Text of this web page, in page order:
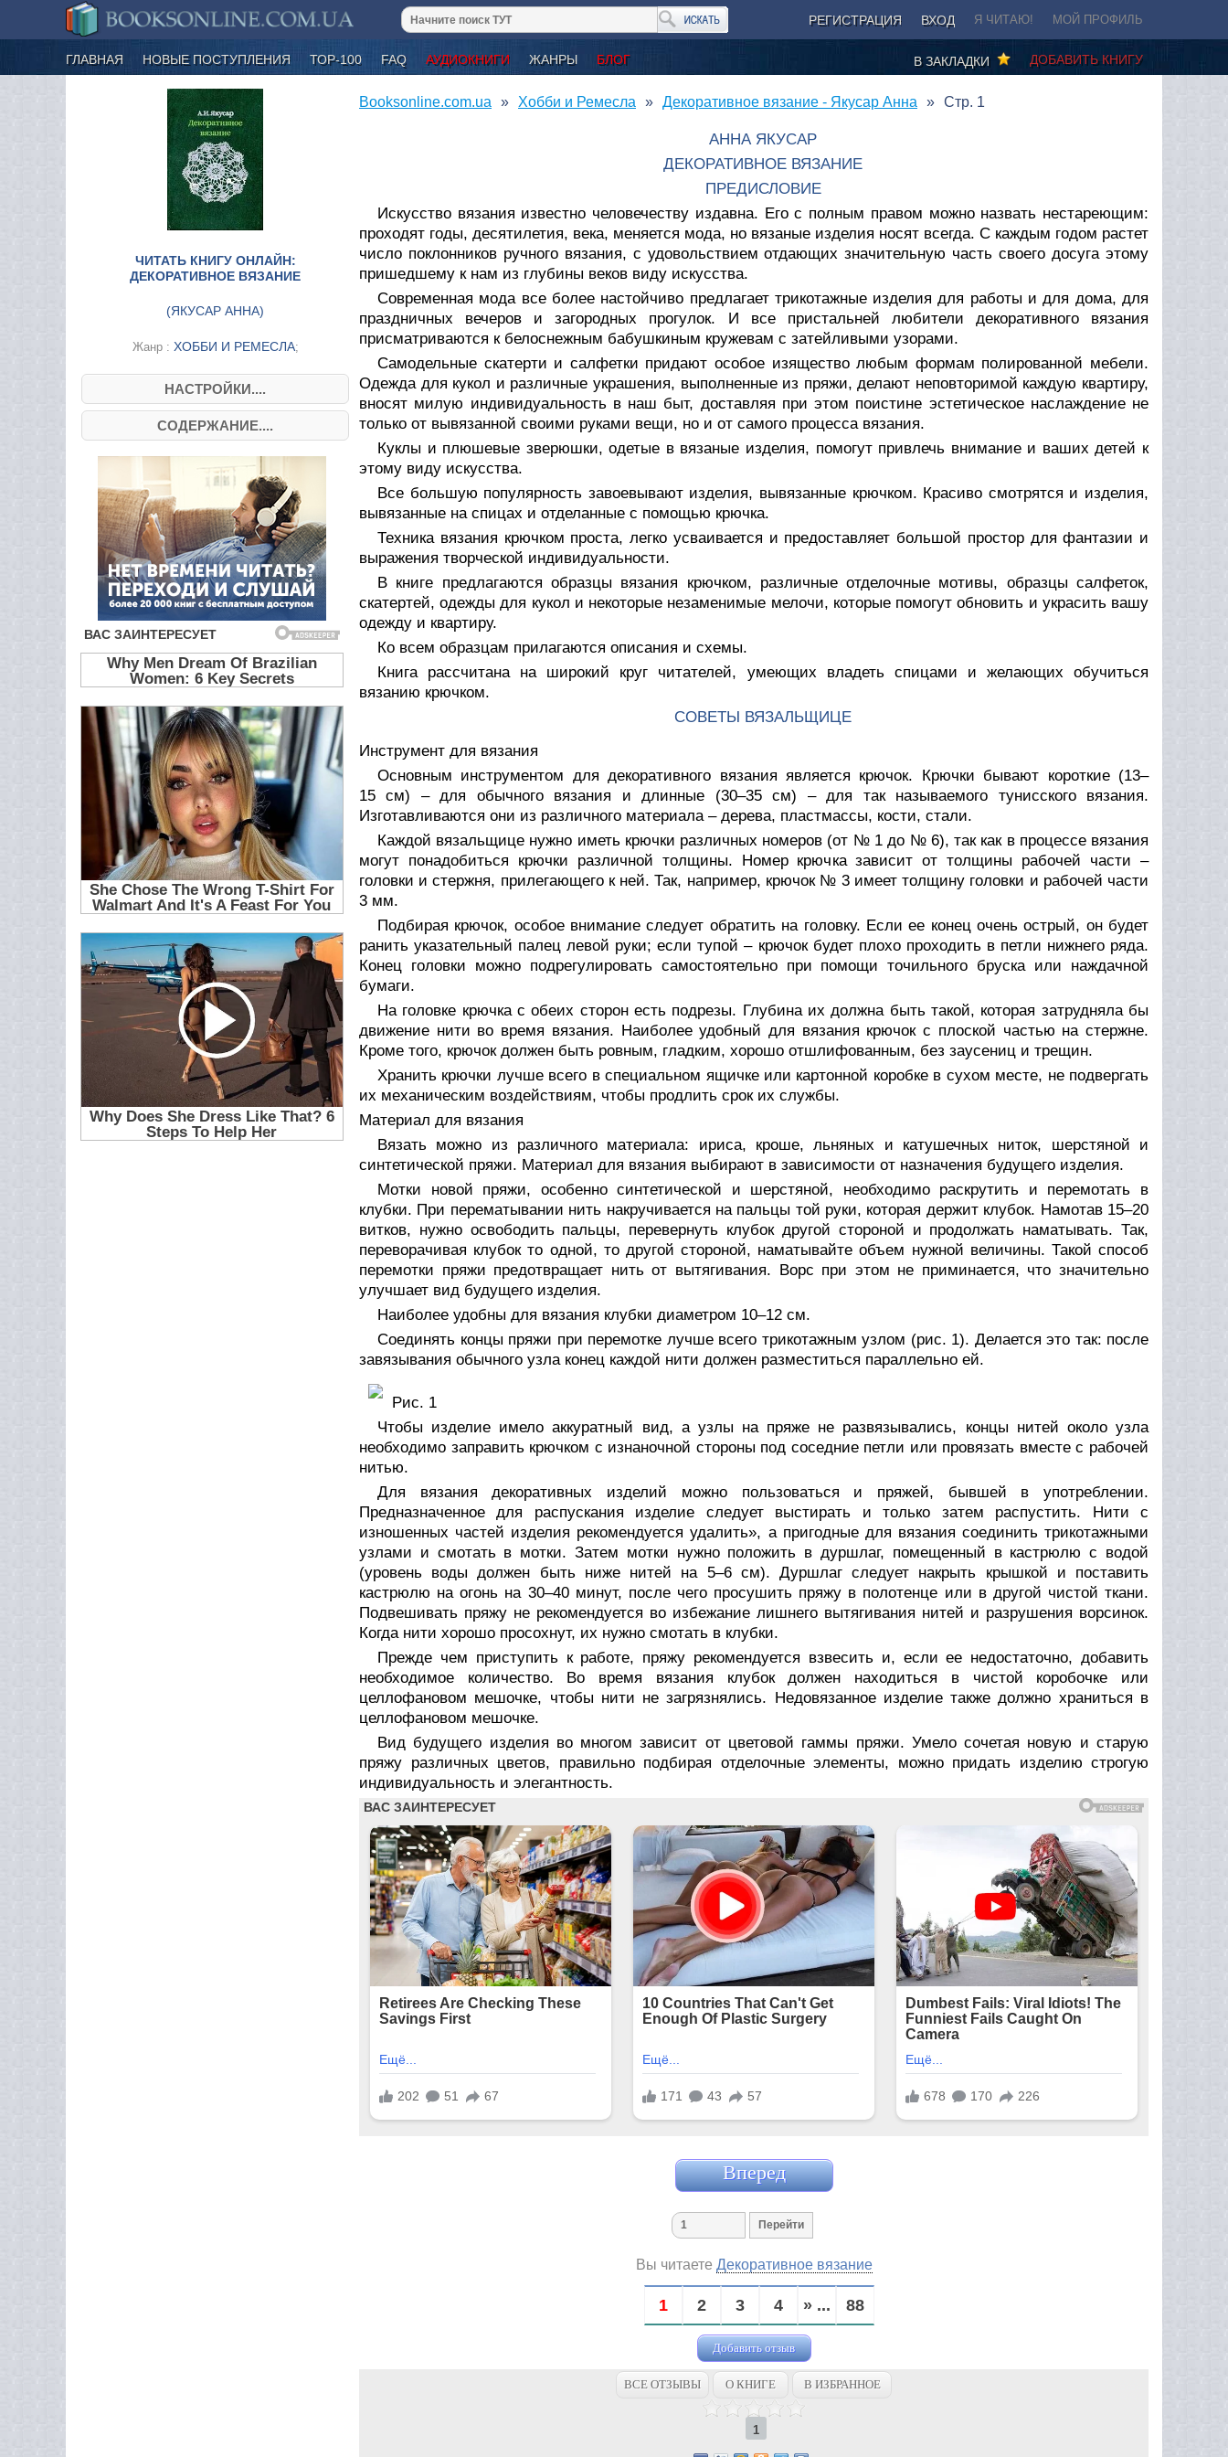
РЕГИСТРАЦИЯ ВХОД Я ЧИТАЮ! МОЙ ПРОФИЛЬ
ГЛАВНАЯ НОВЫЕ ПОСТУПЛЕНИЯ ТОР-100 FAQ АУДИОКНИГИ ЖАНРЫ БЛОГ ДОБАВИТЬ КНИГУ
В ЗАКЛАДКИ
ЧИТАТЬ КНИГУ ОНЛАЙН:
ДЕКОРАТИВНОЕ ВЯЗАНИЕ
(ЯКУСАР АННА)
Жанр : ХОББИ И РЕМЕСЛА;
НАСТРОЙКИ....
СОДЕРЖАНИЕ....
Booksonline.com.ua Хобби и Ремесла Декоративное вязание - Якусар Анна Стр. 1
АННА ЯКУСАР
ДЕКОРАТИВНОЕ ВЯЗАНИЕ
ПРЕДИСЛОВИЕ
Искусство вязания известно человечеству издавна. Его с полным правом можно назвать нестареющим:
проходят годы, десятилетия, века, меняется мода, но вязаные изделия носят всегда. С каждым годом растет
число поклонников ручного вязания, с удовольствием отдающих значительную часть своего досуга этому
пришедшему к нам из глубины веков виду искусства.
Современная мода все более настойчиво предлагает трикотажные изделия для работы и для дома, для
праздничных вечеров и загородных прогулок. И все пристальней любители декоративного вязания
присматриваются к белоснежным бабушкиным кружевам с затейливыми узорами.
Самодельные скатерти и салфетки придают особое изящество любым формам полированной мебели.
Одежда для кукол и различные украшения, выполненные из пряжи, делают неповторимой каждую квартиру,
вносят милую индивидуальность в наш быт, доставляя при этом поистине эстетическое наслаждение не
только от вывязанной своими руками вещи, но и от самого процесса вязания.
Куклы и плюшевые зверюшки, одетые в вязаные изделия, помогут привлечь внимание и ваших детей к
этому виду искусства.
Все большую популярность завоевывают изделия, вывязанные крючком. Красиво смотрятся и изделия,
вывязанные на спицах и отделанные с помощью крючка.
Техника вязания крючком проста, легко усваивается и предоставляет большой простор для фантазии и
выражения творческой индивидуальности.
В книге предлагаются образцы вязания крючком, различные отделочные мотивы, образцы салфеток,
скатертей, одежды для кукол и некоторые незаменимые мелочи, которые помогут обновить и украсить вашу
одежду и квартиру.
Ко всем образцам прилагаются описания и схемы.
Книга рассчитана на широкий круг читателей, умеющих владеть спицами и желающих обучиться
вязанию крючком.
СОВЕТЫ ВЯЗАЛЬЩИЦЕ
Инструмент для вязания
Основным инструментом для декоративного вязания является крючок. Крючки бывают короткие (13–
15 см) – для обычного вязания и длинные (30–35 см) – для так называемого тунисского вязания.
Изготавливаются они из различного материала – дерева, пластмассы, кости, стали.
Каждой вязальщице нужно иметь крючки различных номеров (от № 1 до № 6), так как в процессе вязания
могут понадобиться крючки различной толщины. Номер крючка зависит от толщины рабочей части –
головки и стержня, прилегающего к ней. Так, например, крючок № 3 имеет толщину головки и рабочей части
3 мм.
Подбирая крючок, особое внимание следует обратить на головку. Если ее конец очень острый, он будет
ранить указательный палец левой руки; если тупой – крючок будет плохо проходить в петли нижнего ряда.
Конец головки можно подрегулировать самостоятельно при помощи точильного бруска или наждачной
бумаги.
На головке крючка с обеих сторон есть подрезы. Глубина их должна быть такой, которая затрудняла бы
движение нити во время вязания. Наиболее удобный для вязания крючок с плоской частью на стержне.
Кроме того, крючок должен быть ровным, гладким, хорошо отшлифованным, без заусениц и трещин.
Хранить крючки лучше всего в специальном ящичке или картонной коробке в сухом месте, не подвергать
их механическим воздействиям, чтобы продлить срок их службы.
Материал для вязания
Вязать можно из различного материала: ириса, кроше, льняных и катушечных ниток, шерстяной и
синтетической пряжи. Материал для вязания выбирают в зависимости от назначения будущего изделия.
Мотки новой пряжи, особенно синтетической и шерстяной, необходимо раскрутить и перемотать в
клубки. При перематывании нить накручивается на пальцы той руки, которая держит клубок. Намотав 15–20
витков, нужно освободить пальцы, перевернуть клубок другой стороной и продолжать наматывать. Так,
переворачивая клубок то одной, то другой стороной, наматывайте объем нужной величины. Такой способ
перемотки пряжи предотвращает нить от вытягивания. Ворс при этом не приминается, что значительно
улучшает вид будущего изделия.
Наиболее удобны для вязания клубки диаметром 10–12 см.
Соединять концы пряжи при перемотке лучше всего трикотажным узлом (рис. 1). Делается это так: после
завязывания обычного узла конец каждой нити должен разместиться параллельно ей.
Рис. 1
Чтобы изделие имело аккуратный вид, а узлы на пряже не развязывались, концы нитей около узла
необходимо заправить крючком с изнаночной стороны под соседние петли или провязать вместе с рабочей
нитью.
Для вязания декоративных изделий можно пользоваться и пряжей, бывшей в употреблении.
Предназначенное для распускания изделие следует выстирать и только затем распустить. Нити с
изношенных частей изделия рекомендуется удалить», а пригодные для вязания соединить трикотажными
узлами и смотать в мотки. Затем мотки нужно положить в дуршлаг, помещенный в кастрюлю с водой
(уровень воды должен быть ниже нитей на 5–6 см). Дуршлаг следует накрыть крышкой и поставить
кастрюлю на огонь на 30–40 минут, после чего просушить пряжу в полотенце или в другой чистой ткани.
Подвешивать пряжу не рекомендуется во избежание лишнего вытягивания нитей и разрушения ворсинок.
Когда нити хорошо просохнут, их нужно смотать в клубки.
Прежде чем приступить к работе, пряжу рекомендуется взвесить и, если ее недостаточно, добавить
необходимое количество. Во время вязания клубок должен находиться в чистой коробочке или
целлофановом мешочке, чтобы нити не загрязнялись. Недовязанное изделие также должно храниться в
целлофановом мешочке.
Вид будущего изделия во многом зависит от цветовой гаммы пряжи. Умело сочетая новую и старую
пряжу различных цветов, правильно подбирая отделочные элементы, можно придать изделию строгую
индивидуальность и элегантность.
Вперед
Вы читаете Декоративное вязание
1 2 3 4 » ... 88
Добавить отзыв
ВСЕ ОТЗЫВЫ О КНИГЕ В ИЗБРАННОЕ
1